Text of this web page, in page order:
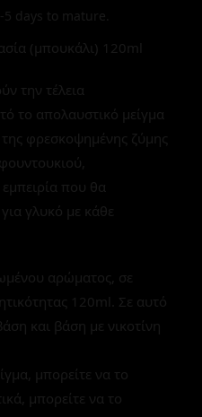
days to mature.
(μπουκάλι) 120ml
την τέλεια
το απολαυστικό μείγμα
της φρεσκοψημένης ζύμης
που θα
γλυκό με κάθε
αρώματος, σε
120ml. Σε αυτό
και βάση με νικοτίνη
μπορείτε να το
μπορείτε να το